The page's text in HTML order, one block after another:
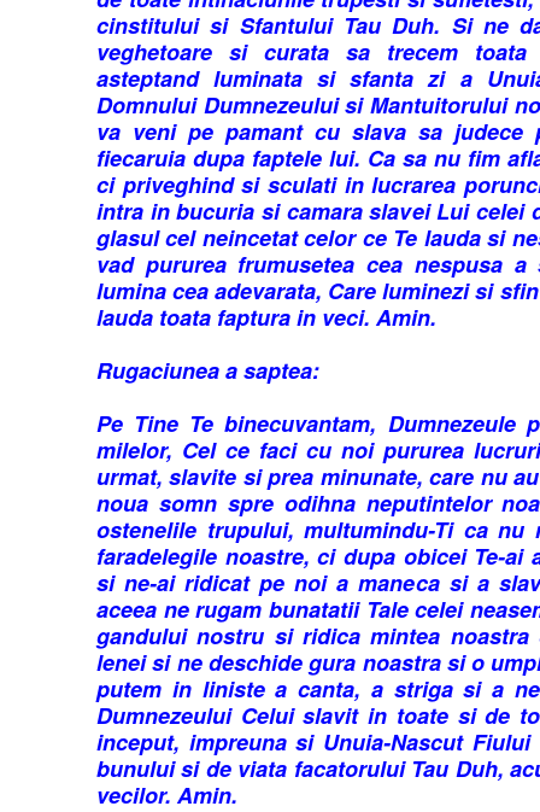
cinstitului si Sfantului Tau Duh. Si ne
veghetoare si curata sa trecem toata
asteptand luminata si sfanta zi a
Domnului Dumnezeului si Mantuitorului
va veni pe pamant cu slava sa judece
fiecaruia dupa faptele lui. Ca sa nu fim
ci priveghind si sculati in lucrarea
intra in bucuria si camara slavei Lui celei
glasul cel neincetat celor ce Te lauda si
vad pururea frumusetea cea nespusa
lumina cea adevarata, Care luminezi si
lauda toata faptura in veci. Amin.
Rugaciunea a saptea:
Pe Tine Te binecuvantam, Dumnezeule
milelor, Cel ce faci cu noi pururea
urmat, slavite si prea minunate, care nu
noua somn spre odihna neputintelor
ostenelile trupului, multumindu-Ti ca
faradelegile noastre, ci dupa obicei Te-ai
si ne-ai ridicat pe noi a maneca si a
aceea ne rugam bunatatii Tale celei
gandului nostru si ridica mintea
lenei si ne deschide gura noastra si o
putem in liniste a canta, a striga si a
Dumnezeului Celui slavit in toate si de
inceput, impreuna si Unuia-Nascut
bunului si de viata facatorului Tau Duh,
vecilor. Amin.